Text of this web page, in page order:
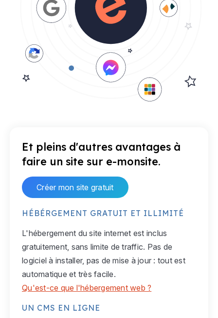
Et pleins d'autres avantages à
faire un site sur e-monsite.
Créer mon site gratuit
HÉBÉRGEMENT GRATUIT ET ILLIMITÉ
L'hébergement du site internet est inclus
gratuitement, sans limite de traffic. Pas de
logiciel à installer, pas de mise à jour : tout est
automatique et très facile.
Qu'est-ce que l'hébergement web ?
UN CMS EN LIGNE